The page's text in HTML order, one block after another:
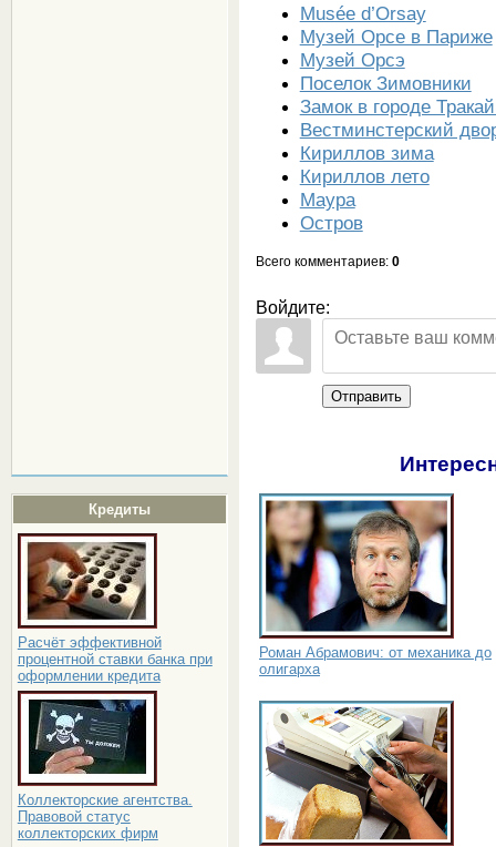
Кредиты
Расчёт эффективной
процентной ставки банка при
оформлении кредита
Коллекторские агентства.
Правовой статус
коллекторских фирм
Musée d’Orsay
Музей Орсе в Париже
Музей Орсэ
Поселок Зимовники
Замок в городе
Вестминстерский
Кириллов зима
Кириллов лето
Маура
Остров
Всего комментариев: 0
Войдите:
Отправить
Роман Абрамович: от механика до
олигарха